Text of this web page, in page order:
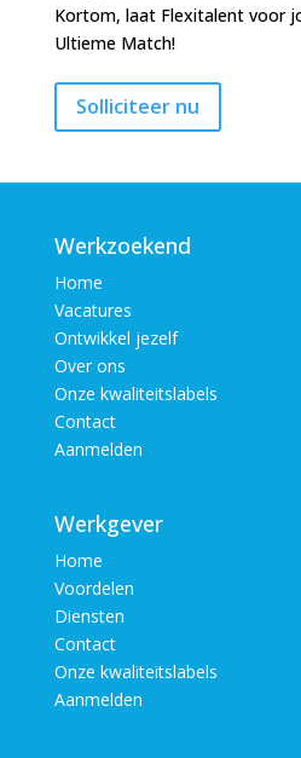
Kortom, laat Flexitalent voor
Ultieme Match!
Werkzoekend
Home
Vacatures
Ontwikkel jezelf
Over ons
Onze kwaliteitslabels
Contact
Aanmelden
Werkgever
Home
Voordelen
Diensten
Contact
Onze kwaliteitslabels
Aanmelden